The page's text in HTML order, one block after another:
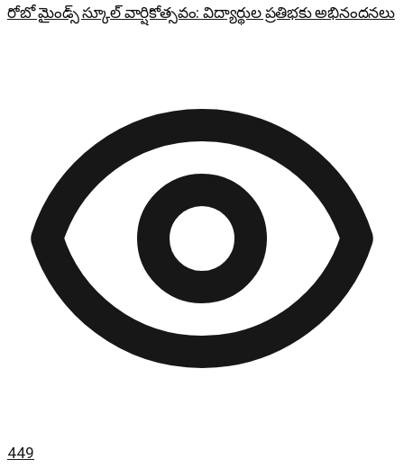
రోబో మైండ్స్ స్కూల్ వార్షికోత్సవం: విద్యార్థుల ప్రతిభకు అభినందనలు
449